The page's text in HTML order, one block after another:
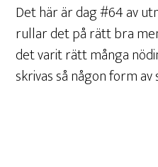
Det här är dag #64 av
rullar det på rätt bra
det varit rätt många
skrivas så någon form